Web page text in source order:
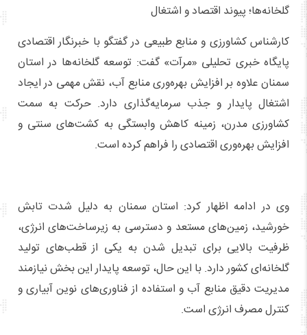
گلخانه‌ها؛ پیوند اقتصاد و اشتغال
کارشناس کشاورزی و منابع طبیعی در گفتگو با خبرنگار اقتصادی
پایگاه خبری تحلیلی «مرآت» گفت: توسعه گلخانه‌ها در استان
سمنان علاوه بر افزایش بهره‌وری منابع آب، نقش مهمی در ایجاد
اشتغال پایدار و جذب سرمایه‌گذاری دارد. حرکت به سمت
کشاورزی مدرن، زمینه کاهش وابستگی به کشت‌های سنتی و
افزایش بهره‌وری اقتصادی را فراهم کرده است.
وی در ادامه اظهار کرد: استان سمنان به دلیل شدت تابش
خورشید، زمین‌های مستعد و دسترسی به زیرساخت‌های انرژی،
ظرفیت بالایی برای تبدیل شدن به یکی از قطب‌های تولید
گلخانه‌ای کشور دارد. با این حال، توسعه پایدار این بخش نیازمند
مدیریت دقیق منابع آب و استفاده از فناوری‌های نوین آبیاری و
کنترل مصرف انرژی است.